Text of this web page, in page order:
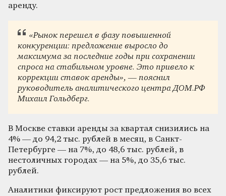
аренду.
«Рынок перешел в фазу повышенной
конкуренции: предложение выросло до
максимума за последние годы при сохранении
спроса на стабильном уровне. Это привело к
коррекции ставок аренды», — пояснил
руководитель аналитического центра ДОМ.РФ
Михаил Гольдберг.
В Москве ставки аренды за квартал снизились на
4% — до 94,2 тыс. рублей в месяц, в Санкт-
Петербурге — на 7%, до 48,6 тыс. рублей, в
нестоличных городах — на 5%, до 35,6 тыс.
рублей.
Аналитики фиксируют рост предложения во всех